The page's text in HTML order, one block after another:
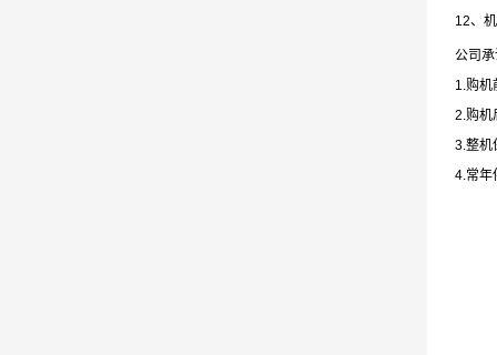
12、
公司
1.购机
2.购机
3.整机
4.常年